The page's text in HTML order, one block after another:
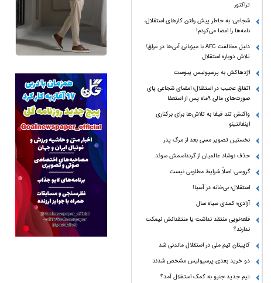
تراکتور
شجاعی: به خاطر پیش رفتن کارهای استقلال،
نامه‌ها را امضا می‌کردم!
دلیل مخالفت AFC با میزبانی آبی‌ها در عراق/
تلاش دوباره استقلال
اژدهاکش به پرسپولیس پیوست
اتفاق عجیب در استقلال؛ امضای شجاعی پای
صورت‌های مالی ٩ماه پس از استعفا
واکنش تند فیفا به تلاش‌ها برای برکناری
اینفانتینو
نخستین تصویر مسی بعد از مرگ پدر
حذف نوشاد عالمیان از گرنداسمش سوئد
گروسی: اصلاً شرایط مطلوبی نیست
استقلال؛ بی‌خانه در آسیا!
آزادی؛ کمدی سیاه سال
قلعه‌نویی منتقد نداشت یا منتقدانش نیمکت
ندارند؟
کاپیتان تیم ملی در استقلال ماندنی شد
دو خرید بعدی پرسپولیس مشخص شدند
تیم جدید جنپو به کمک استقلال آمد؟